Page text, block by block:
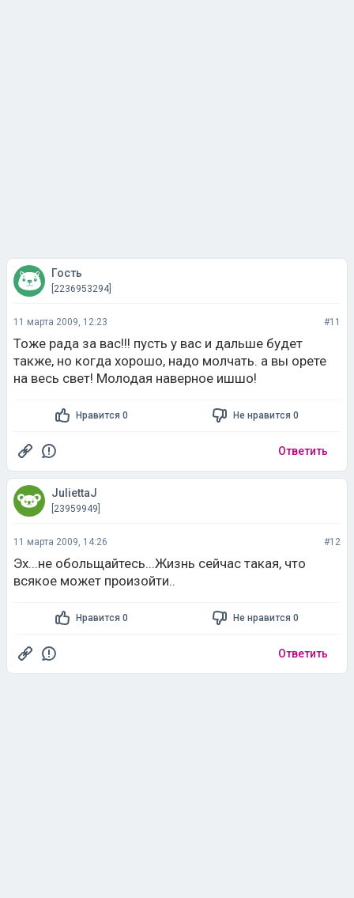
Гость
[2236953294]
11 марта 2009, 12:23 #11
Тоже рада за вас!!! пусть у вас и дальше будет
также, но когда хорошо, надо молчать. а вы орете
на весь свет! Молодая наверное ишшо!
Нравится 0 Не нравится 0
Ответить
JuliettaJ
[23959949]
11 марта 2009, 14:26 #12
Эх...не обольщайтесь...Жизнь сейчас такая, что
всякое может произойти..
Нравится 0 Не нравится 0
Ответить